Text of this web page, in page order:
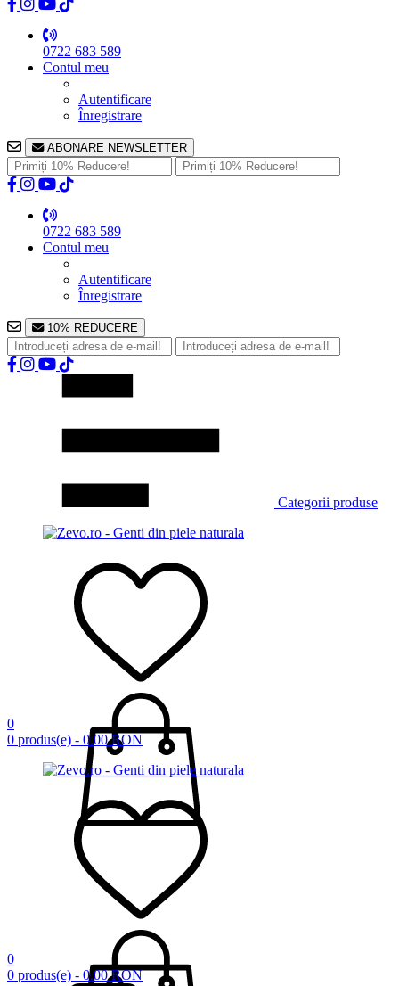
0722 683 589
Contul meu
Autentificare
Înregistrare
ABONARE NEWSLETTER
0722 683 589
Contul meu
Autentificare
Înregistrare
10% REDUCERE
Categorii produse
0
0 produs(e) - 0.00 RON
0
0 produs(e) - 0.00 RON